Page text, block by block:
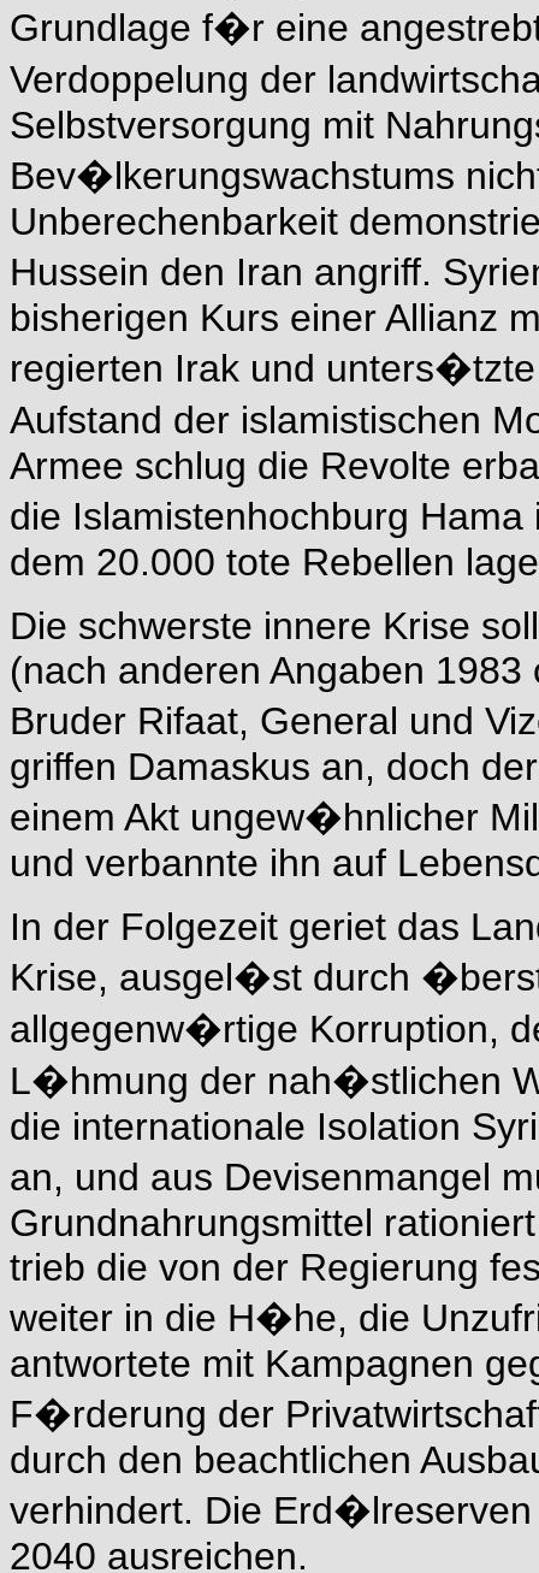
Grundlage f�r eine
Verdoppelung der
Selbstversorgung mit
Bev�lkerungswachstums
Unberechenbarkeit
Hussein den Iran angriff.
bisherigen Kurs einer Allianz
regierten Irak und
Aufstand der islamistischen
Armee schlug die Revolte
die Islamistenhochburg
dem 20.000 tote Rebellen
Die schwerste innere Krise
(nach anderen Angaben
Bruder Rifaat, General und
griffen Damaskus an, doch
einem Akt ungew�hnlicher
und verbannte ihn auf
In der Folgezeit geriet das
Krise, ausgel�st durch
allgegenw�rtige Korruption,
L�hmung der nah�stlichen
die internationale Isolation
an, und aus Devisenmangel
Grundnahrungsmittel
trieb die von der Regierung
weiter in die H�he, die
antwortete mit Kampagnen
F�rderung der
durch den beachtlichen
verhindert. Die
2040 ausreichen.